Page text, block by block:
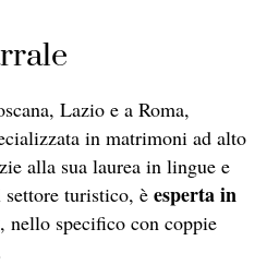
Lazio e a Roma,
in matrimoni ad alto
alla sua laurea in lingue e
settore turistico, è esperta in
, nello specifico con coppie